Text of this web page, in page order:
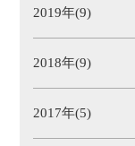
2019年(9)
2018年(9)
2017年(5)